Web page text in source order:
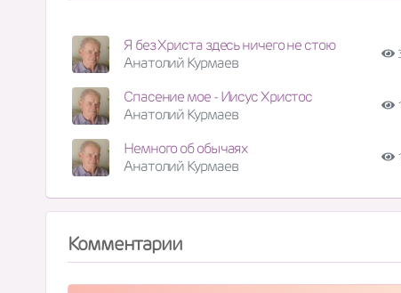
Я без Христа здесь ничего не стою
Анатолий Курмаев
Спасение мое - Иисус Христос
Анатолий Курмаев
Немного об обычаях
Анатолий Курмаев
Комментарии